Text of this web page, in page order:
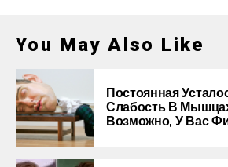
You May Also Like
Постоянная
Слабость В
Возможно, У Вас